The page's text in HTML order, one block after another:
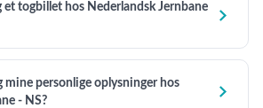
et togbillet hos Nederlandsk Jernbane

mine personlige oplysninger hos
- NS?
